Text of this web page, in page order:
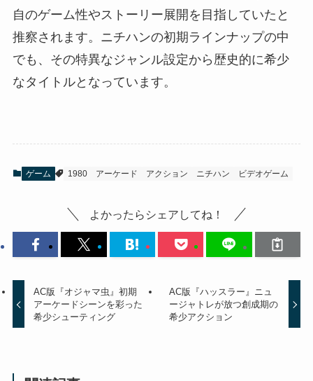
自のゲーム性やストーリー展開を目指していたと
推察されます。ニチハンの初期ラインナップの中
でも、その特異なジャンル設定から歴史的に希少
なタイトルとなっています。
ゲーム 1980 アーケード アクション ニチハン ビデオゲーム
よかったらシェアしてね！
AC版『オジャマ虫』初期
アーケードシーンを彩った
希少シューティング
AC版『ハッスラー』ニュ
ージャトレが放つ創成期の
希少アクション